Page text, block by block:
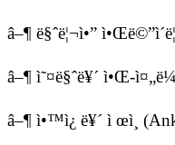
â–¶ ë§ˆë¦¬ì•”
â–¶ ì˜¤ë§ˆë¥´ ì•Œ-
â–¶ ì•™ì¿ ë¥´ ì œì¸